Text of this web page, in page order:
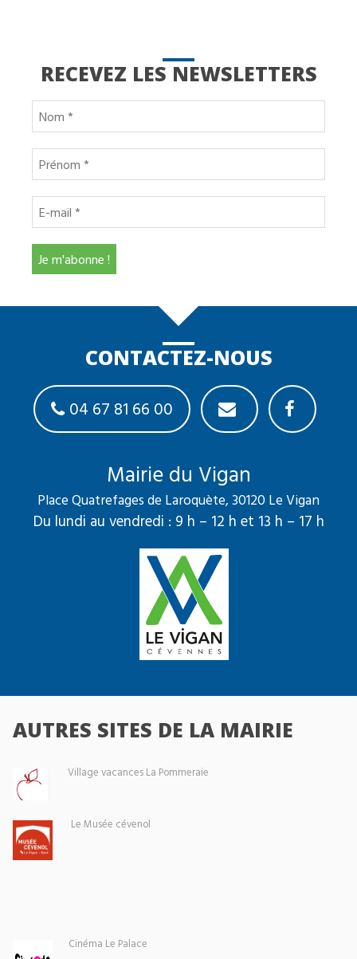
RECEVEZ LES NEWSLETTERS
CONTACTEZ-NOUS
04 67 81 66 00
Mairie du Vigan
Place Quatrefages de Laroquète, 30120 Le Vigan
Du lundi au vendredi : 9 h – 12 h et 13 h – 17 h
AUTRES SITES DE LA MAIRIE
Village vacances La Pommeraie
Le Musée cévenol
Cinéma Le Palace